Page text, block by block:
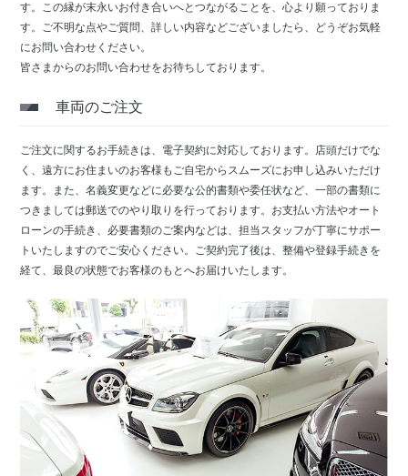
す。この縁が末永いお付き合いへとつながることを、心より願っておりま
す。ご不明な点やご質問、詳しい内容などございましたら、どうぞお気軽
にお問い合わせください。
皆さまからのお問い合わせをお待ちしております。
車両のご注文
ご注文に関するお手続きは、電子契約に対応しております。店頭だけでな
く、遠方にお住まいのお客様もご自宅からスムーズにお申し込みいただけ
ます。また、名義変更などに必要な公的書類や委任状など、一部の書類に
つきましては郵送でのやり取りを行っております。お支払い方法やオート
ローンの手続き、必要書類のご案内などは、担当スタッフが丁寧にサポー
トいたしますのでご安心ください。ご契約完了後は、整備や登録手続きを
経て、最良の状態でお客様のもとへお届けいたします。